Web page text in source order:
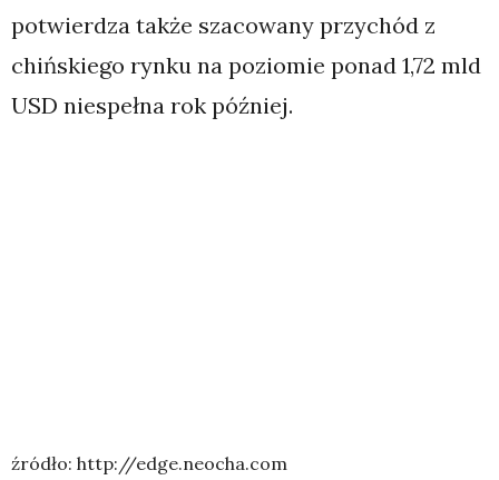
potwierdza także szacowany przychód z
chińskiego rynku na poziomie ponad 1,72 mld
USD niespełna rok później.
źródło: http://edge.neocha.com